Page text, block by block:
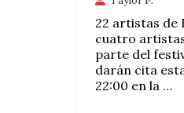
22 artistas de
cuatro
parte del
darán cita
22:00 en la …